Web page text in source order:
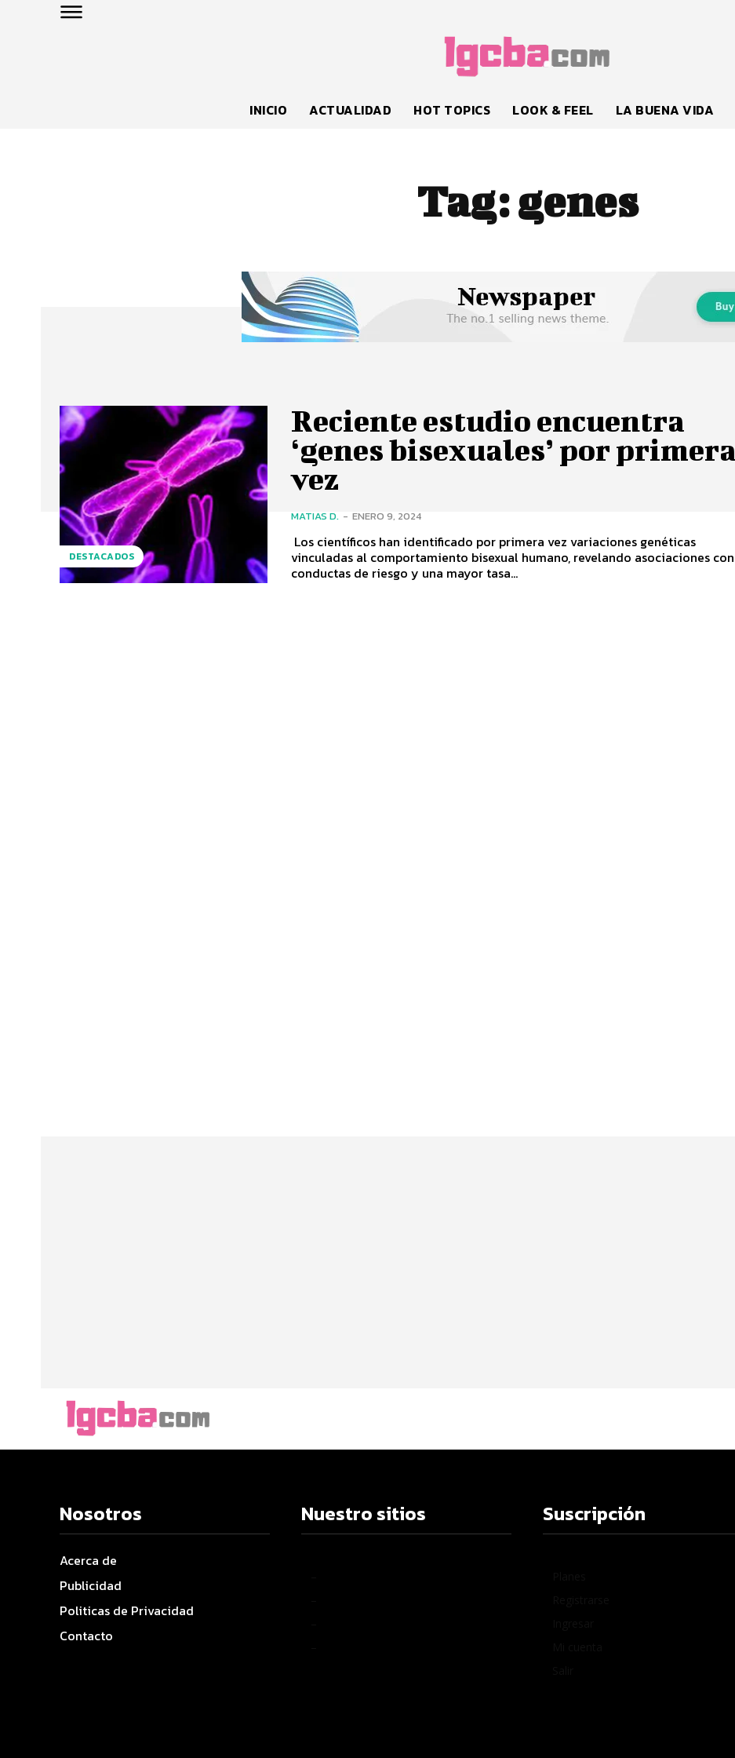
INICIO ACTUALIDAD HOT TOPICS LOOK & FEEL LA BUENA VIDA
Tag:genes
DESTACADOS
Reciente estudio encuentra
‘genes bisexuales’ por primera
vez
MATIAS D. - ENERO 9, 2024
Los científicos han identificado por primera vez variaciones genéticas
vinculadas al comportamiento bisexual humano, revelando asociaciones con
conductas de riesgo y una mayor tasa...
Nosotros
Acerca de
Publicidad
Politicas de Privacidad
Contacto
Nuestro sitios Suscripción